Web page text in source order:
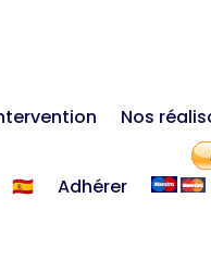
Nos
🇪🇸 Adhérer